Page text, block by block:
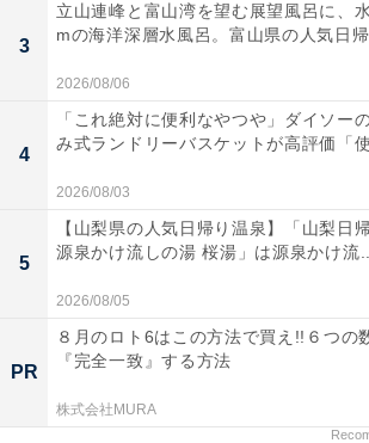
「雪のアクティビティとセットで行
女性／福島県）
「蔵王温泉は強酸性のお湯で美人づ
ばれているから」（20代男性／佐賀県
1人旅で行きたいと思う「山
ランキング！ 2位「蔵王温
は？【2026年調査】
※掲載されている情報は記事公開時の
3
立山連峰と富山湾を望む展望風呂に、
mの海洋深層水風呂。富山県の人気日帰
2026/08/06
4
「これ絶対に便利なやつや」ダイソー
み式ランドリーバスケットが高評価「使
2026/08/03
5
【山梨県の人気日帰り温泉】「山梨日
源泉かけ流しの湯 桜湯」は源泉かけ流...
2026/08/05
PR
８月のロト6はこの方法で買え!!６つの
『完全一致』する方法
株式会社MURA